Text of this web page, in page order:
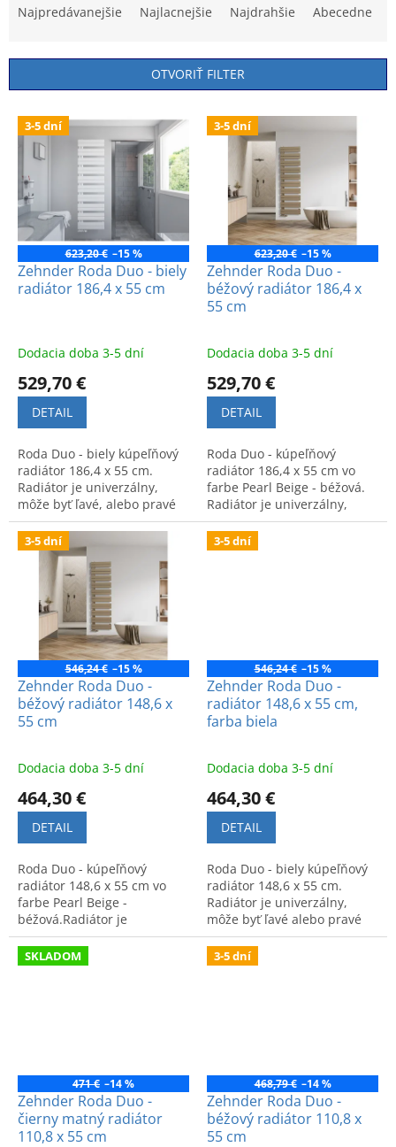
n
i
u
o
Najpredávanejšie Najlacnejšie Najdrahšie Abecedne
OTVORIŤ FILTER
V
p
o
d
3-5 dní
623,20 € –15 %
Zehnder Roda Duo - biely
radiátor 186,4 x 55 cm
Dodacia doba 3-5 dní
529,70 €
DETAIL
Roda Duo - biely kúpeľňový
radiátor 186,4 x 55 cm.
Radiátor je univerzálny,
môže byť ľavé, alebo pravé
prevedenie.
3-5 dní
623,20 € –15 %
Zehnder Roda Duo -
béžový radiátor 186,4 x
55 cm
Dodacia doba 3-5 dní
529,70 €
DETAIL
Roda Duo - kúpeľňový
radiátor 186,4 x 55 cm vo
farbe Pearl Beige - béžová.
Radiátor je univerzálny,
môže byť ľavé, alebo pravé
prevedenie.
3-5 dní
546,24 € –15 %
Zehnder Roda Duo -
béžový radiátor 148,6 x
55 cm
Dodacia doba 3-5 dní
464,30 €
DETAIL
Roda Duo - kúpeľňový
radiátor 148,6 x 55 cm vo
farbe Pearl Beige -
béžová.Radiátor je
univerzálny, môže byť ľavý
alebo pravý.
3-5 dní
546,24 € –15 %
Zehnder Roda Duo -
radiátor 148,6 x 55 cm,
farba biela
Dodacia doba 3-5 dní
464,30 €
DETAIL
Roda Duo - biely kúpeľňový
radiátor 148,6 x 55 cm.
Radiátor je univerzálny,
môže byť ľavé alebo pravé
prevedenie.
SKLADOM
471 € –14 %
Zehnder Roda Duo -
čierny matný radiátor
110,8 x 55 cm
3-5 dní
468,79 € –14 %
Zehnder Roda Duo -
béžový radiátor 110,8 x
55 cm